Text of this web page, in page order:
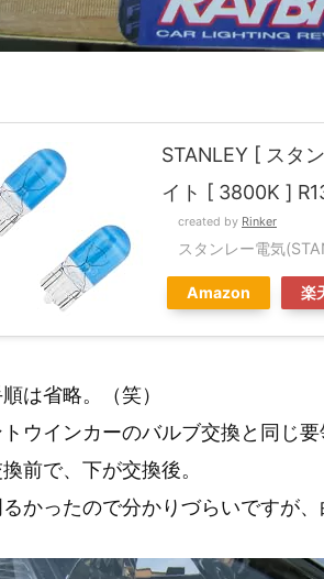
STANLEY [ スタ
イト [ 3800K ]
created by Rinker
スタンレー電気
Amazon 楽
は省略。（笑）
ウインカーのバルブ交換と同じ要
換前で、下が交換後。
るかったので分かりづらいですが